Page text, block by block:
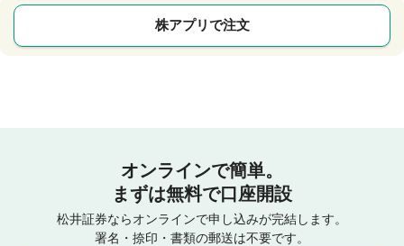
株アプリで注文
オンラインで簡単。
まずは無料で口座開設
松井証券ならオンラインで申し込みが完結します。
署名・捺印・書類の郵送は不要です。